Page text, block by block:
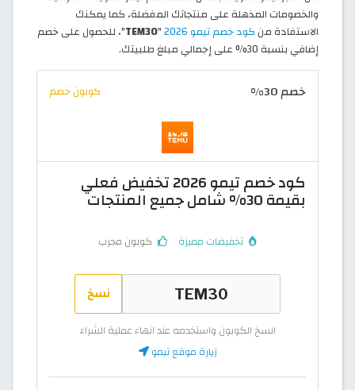
والخصومات المذهلة على منتجاتك المفضلة، كما يمكنك
الاستفادة من كود خصم تيمو 2026 "
TEM30"، للحصول على خصم
إضافي بنسبة 30% على إجمالي مبلغ طلبيتك.
خصم 30% كوبون خصم
كود خصم تيمو 2026 تخفيض فعلي
بقيمة 30% شامل جميع المنتجات
تخفيضات مميزة كوبون مجرب
نسخ
انسخ الكوبون واستخدمه عند انهاء عملية الشراء
زيارة موقع تيمو